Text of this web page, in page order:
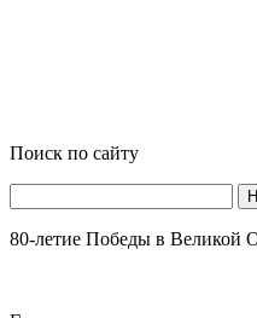
Поиск по сайту
80-летие Победы в Великой